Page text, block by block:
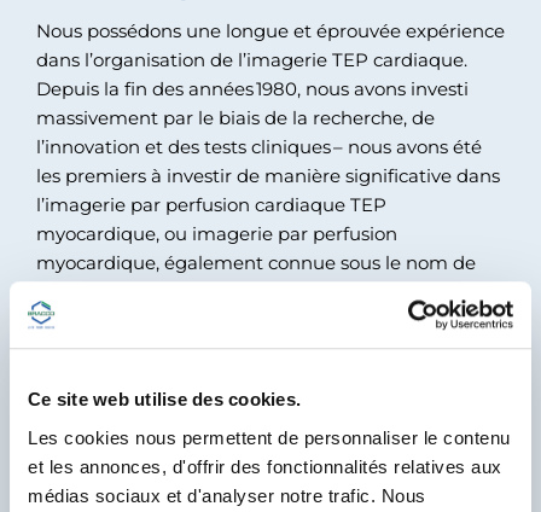
Ce site web utilise des cookies.
Les cookies nous permettent de personnaliser le contenu
et les annonces, d'offrir des fonctionnalités relatives aux
médias sociaux et d'analyser notre trafic. Nous
Nous possédons une longue et éprouvée expérience
dans l’organisation de l’imagerie TEP cardiaque.
Depuis la fin des années 1980, nous avons investi
massivement par le biais de la recherche, de
l’innovation et des tests cliniques – nous avons été
les premiers à investir de manière significative dans
l’imagerie par perfusion cardiaque TEP
myocardique, ou imagerie par perfusion
myocardique, également connue sous le nom de
jamais de faire progresser notre technologie et nos
services pour fournir au marché uniquement les
nous y sommes attachés.
Vous voulez en savoir plus sur nos valeurs et
ressources en TEP cardiaque?